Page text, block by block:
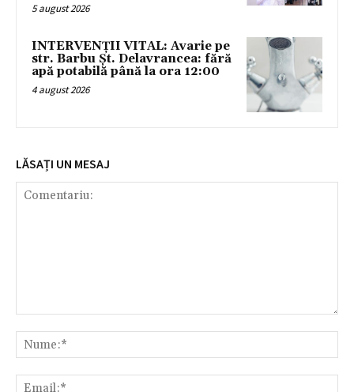
5 august 2026
INTERVENȚII VITAL: Avarie pe
str. Barbu Șt. Delavrancea: fără
apă potabilă până la ora 12:00
4 august 2026
LĂSAȚI UN MESAJ